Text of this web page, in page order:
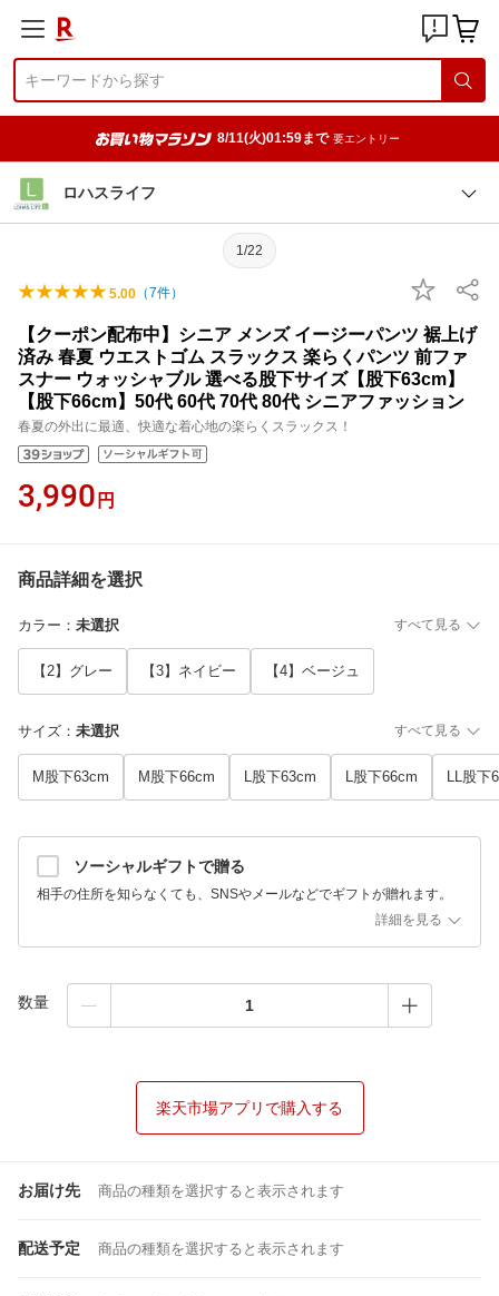
8/11(火)01:59まで 要エントリー
ロハスライフ
1/22
5.00 （7件）
【クーポン配布中】シニア メンズ イージーパンツ 裾上げ
済み 春夏 ウエストゴム スラックス 楽らくパンツ 前ファ
スナー ウォッシャブル 選べる股下サイズ【股下63cm】
【股下66cm】50代 60代 70代 80代 シニアファッション
春夏の外出に最適、快適な着心地の楽らくスラックス！
3,990 円
商品詳細を選択
カラー ： 未選択 すべて見る
【2】グレー 【3】ネイビー 【4】ベージュ
サイズ ： 未選択 すべて見る
M股下63cm M股下66cm L股下63cm L股下66cm LL股下
ソーシャルギフトで贈る
相手の住所を知らなくても、SNSやメールなどでギフトが贈れます。
詳細を見る
数量
楽天市場アプリで購入する
お届け先 商品の種類を選択すると表示されます
配送予定 商品の種類を選択すると表示されます